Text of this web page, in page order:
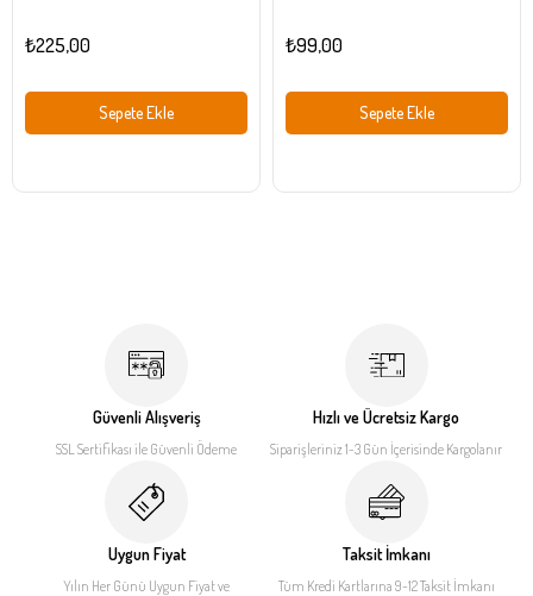
₺225,00
Sepete Ekle
₺99,00
Sepete Ekle
Güvenli Alışveriş
SSL Sertifikası ile Güvenli Ödeme
Hızlı ve Ücretsiz Kargo
Siparişleriniz 1-3 Gün İçerisinde Kargolanır
Uygun Fiyat
Yılın Her Günü Uygun Fiyatve
Taksit İmkanı
Tüm Kredi Kartlarına 9-12Taksit İmkanı